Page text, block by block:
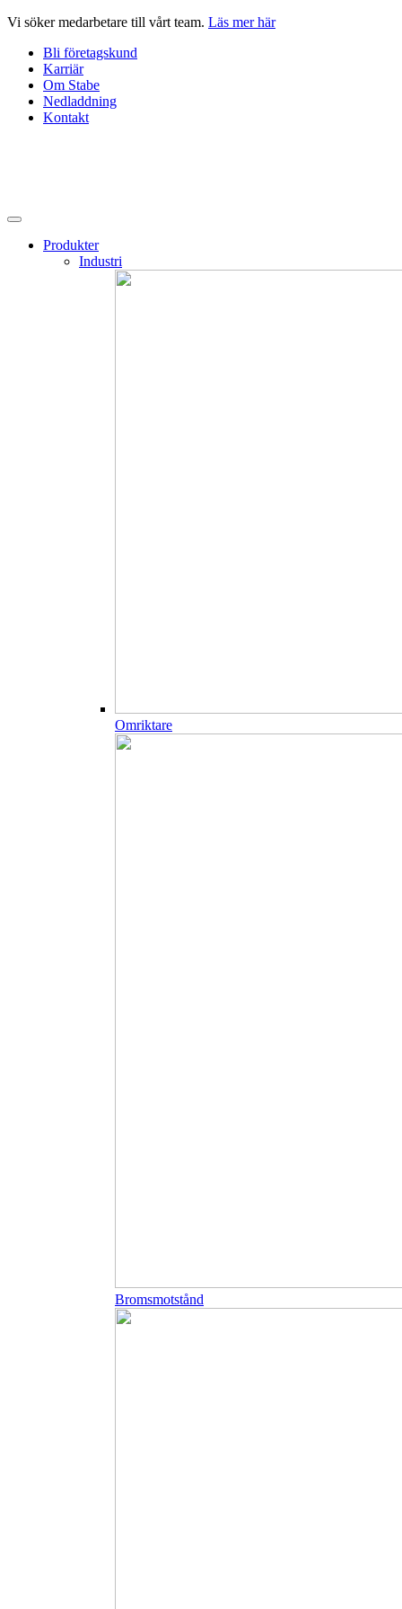
Hoppa
innehåll
Vi söker medarbetare till vårt team. Läs mer här
Bli företagskund
Karriär
Om Stabe
Nedladdning
Kontakt
Produkter
Industri
Omriktare
Bromsmotstånd